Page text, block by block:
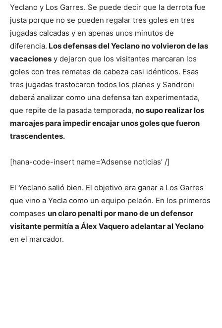
Yeclano y Los Garres. Se puede decir que la derrota fue
justa porque no se pueden regalar tres goles en tres
jugadas calcadas y en apenas unos minutos de
diferencia. Los defensas del Yeclano no volvieron de las
vacaciones y dejaron que los visitantes marcaran los
goles con tres remates de cabeza casi idénticos. Esas
tres jugadas trastocaron todos los planes y Sandroni
deberá analizar como una defensa tan experimentada,
que repite de la pasada temporada, no supo realizar los
marcajes para impedir encajar unos goles que fueron
trascendentes.
[hana-code-insert name=’Adsense noticias’ /]
El Yeclano salió bien. El objetivo era ganar a Los Garres
que vino a Yecla como un equipo peleón. En los primeros
compases un claro penalti por mano de un defensor
visitante permitía a Álex Vaquero adelantar al Yeclano
en el marcador.